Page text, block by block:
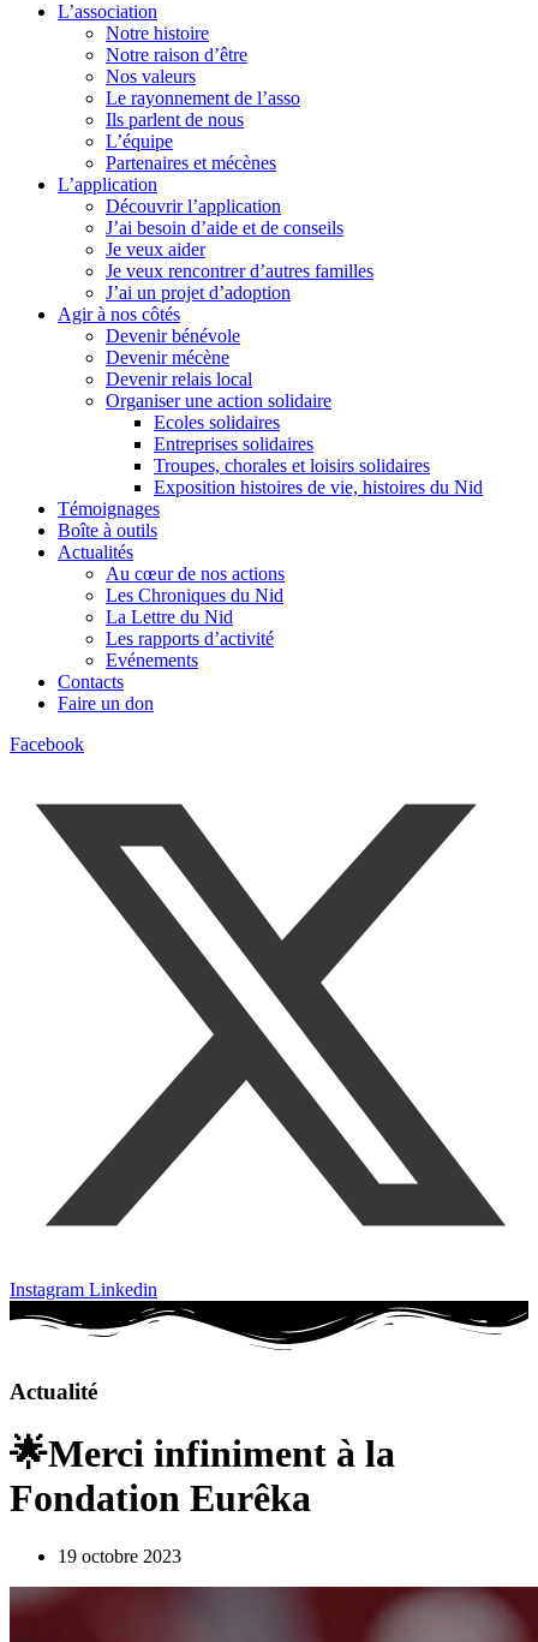
L’association
Notre histoire
Notre raison d’être
Nos valeurs
Le rayonnement de l’asso
Ils parlent de nous
L’équipe
Partenaires et mécènes
L’application
Découvrir l’application
J’ai besoin d’aide et de conseils
Je veux aider
Je veux rencontrer d’autres familles
J’ai un projet d’adoption
Agir à nos côtés
Devenir bénévole
Devenir mécène
Devenir relais local
Organiser une action solidaire
Ecoles solidaires
Entreprises solidaires
Troupes, chorales et loisirs solidaires
Exposition histoires de vie, histoires du Nid
Témoignages
Boîte à outils
Actualités
Au cœur de nos actions
Les Chroniques du Nid
La Lettre du Nid
Les rapports d’activité
Evénements
Contacts
Faire un don
Facebook
Instagram Linkedin
Actualité
🌟Merci infiniment à la
Fondation Eurêka
19 octobre 2023